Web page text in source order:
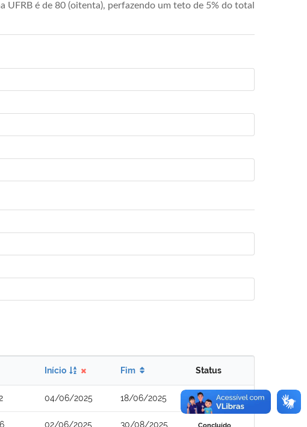
é de 80 (oitenta), perfazendo um teto de 5% do total
Início Fim Status
04/06/2025 18/06/2025 Concluído
02/06/2025 30/08/2025 Concluído